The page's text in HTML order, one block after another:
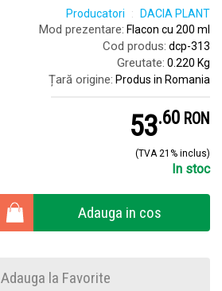
Producatori
DACIA PLANT
Mod prezentare: Flacon cu 200 ml
Cod produs: dcp-313
Greutate: 0.220 Kg
Țară origine: Produs in Romania
53.6 RON
(TVA 21% inclus)
In stoc
Adauga in cos
Adauga la Favorite